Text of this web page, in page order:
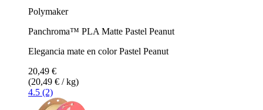
Polymaker
Panchroma™ PLA Matte Pastel Peanut
Elegancia mate en color Pastel Peanut
20,49 €
(20,49 € / kg)
4.5 (2)